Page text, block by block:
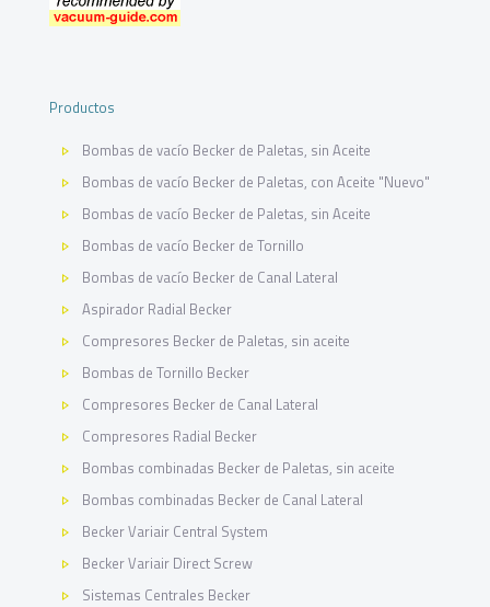
Productos
Bombas de vacío Becker de Paletas, sin Aceite
Bombas de vacío Becker de Paletas, con Aceite "Nuevo"
Bombas de vacío Becker de Paletas, sin Aceite
Bombas de vacío Becker de Tornillo
Bombas de vacío Becker de Canal Lateral
Aspirador Radial Becker
Compresores Becker de Paletas, sin aceite
Bombas de Tornillo Becker
Compresores Becker de Canal Lateral
Compresores Radial Becker
Bombas combinadas Becker de Paletas, sin aceite
Bombas combinadas Becker de Canal Lateral
Becker Variair Central System
Becker Variair Direct Screw
Sistemas Centrales Becker